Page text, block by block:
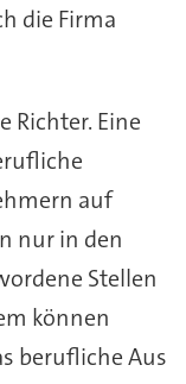
die Firma
Richter. Eine
auf
nur in den
Stellen
können
berufliche Aus